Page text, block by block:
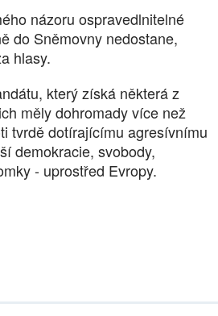
názoru ospravedlnitelné
do Sněmovny nedostane,
hlasy.
který získá některá z
měly dohromady více než
tvrdě dotírajícímu agresívnímu
demokracie, svobody,
- uprostřed Evropy.